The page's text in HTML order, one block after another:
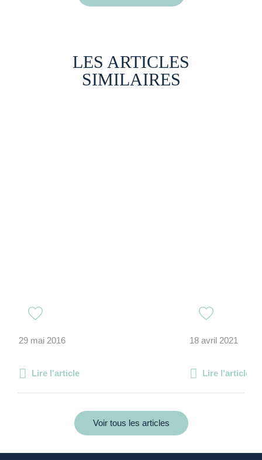
LES ARTICLES
SIMILAIRES
29 mai 2016
Lire l'article
18 avril 2021
Lire l'article
Voir tous les articles